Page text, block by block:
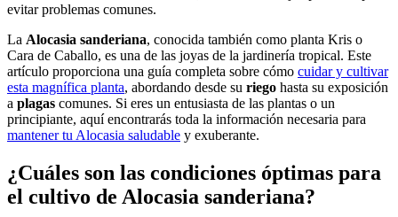
evitar problemas comunes.
La Alocasia sanderiana, conocida también como planta Kris o
Cara de Caballo, es una de las joyas de la jardinería tropical. Este
artículo proporciona una guía completa sobre cómo cuidar y cultivar
esta magnífica planta, abordando desde su riego hasta su exposición
a plagas comunes. Si eres un entusiasta de las plantas o un
principiante, aquí encontrarás toda la información necesaria para
mantener tu Alocasia saludable y exuberante.
¿Cuáles son las condiciones óptimas para
el cultivo de Alocasia sanderiana?